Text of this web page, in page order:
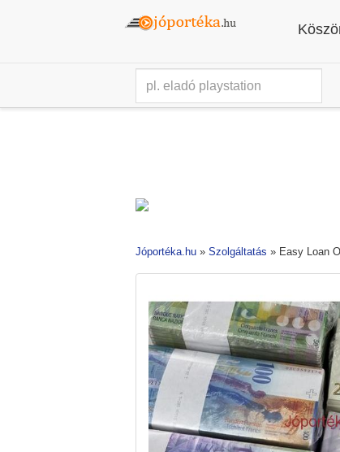
Jóportéka.hu » Szolgáltatás » Easy Loan